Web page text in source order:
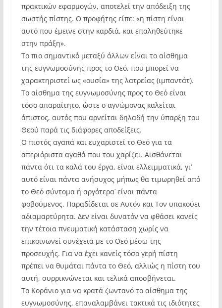
πρακτικών εφαρμογών, αποτελεί την απόδειξη της
σωστής πίστης. Ο προφήτης είπε: «η πίστη είναι
αυτό που έμεινε στην καρδιά, και επαληθεύτηκε
στην πράξη».
Το πιο σημαντικό μεταξύ άλλων είναι το αίσθημα
της ευγνωμοσύνης προς το Θεό, που μπορεί να
χαρακτηριστεί ως «ουσία» της λατρείας (ιμπαντάτ).
Το αίσθημα της ευγνωμοσύνης προς το Θεό είναι
τόσο απαραίτητο, ώστε ο αγνώμονας καλείται
άπιστος, αυτός που αρνείται δηλαδή την ύπαρξη του
Θεού παρά τις διάφορες αποδείξεις.
Ο πιστός αγαπά και ευχαριστεί το Θεό για τα
απεριόριστα αγαθά που του χαρίζει. Αισθάνεται
πάντα ότι τα καλά του έργα, είναι ελλειμματικά, γι’
αυτό είναι πάντα ανήσυχος μήπως θα τιμωρηθεί από
το Θεό σύντομα ή αργότερα˙ είναι πάντα
φοβούμενος. Παραδίδεται σε Αυτόν και Τον υπακούει
αδιαμαρτύρητα. Δεν είναι δυνατόν να φθάσει κανείς
την τέτοια πνευματική κατάσταση χωρίς να
επικοινωνεί συνέχεια με το Θεό μέσω της
προσευχής. Για να έχει κανείς τόσο γερή πίστη
πρέπει να θυμάται πάντα το Θεό, αλλιώς η πίστη του
αυτή, συρρικνώνεται και τελικά αποσβήνεται.
Το Κοράνιο για να κρατά ζωντανό το αίσθημα της
ευγνωμοσύνης, επαναλαμβάνει τακτικά τις ιδιότητες